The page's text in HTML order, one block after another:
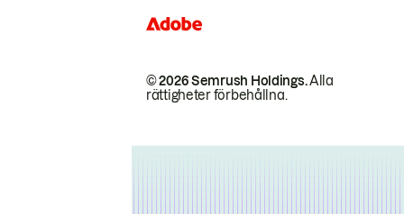
© 2026 Semrush Holdings.Alla
rättigheter förbehållna.